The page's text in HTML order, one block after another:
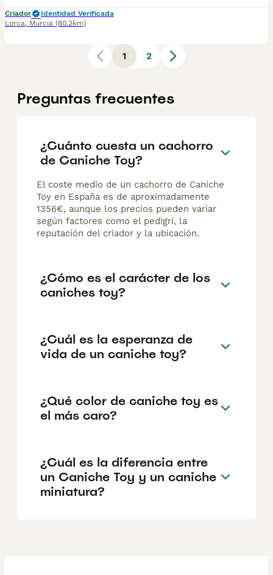
Criador
Identidad Verificada
Lorca, Murcia (80.2km)
1 2
Preguntas frecuentes
¿Cuánto cuesta un cachorro
de Caniche Toy?
El coste medio de un cachorro de Caniche
Toy en España es de aproximadamente
1356€, aunque los precios pueden variar
según factores como el pedigrí, la
reputación del criador y la ubicación.
¿Cómo es el carácter de los
caniches toy?
¿Cuál es la esperanza de
vida de un caniche toy?
¿Qué color de caniche toy es
el más caro?
¿Cuál es la diferencia entre
un Caniche Toy y un caniche
miniatura?